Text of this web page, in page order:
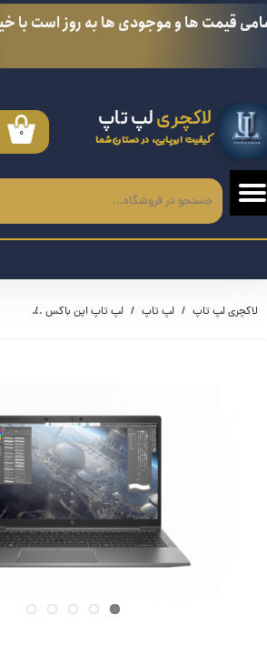
لاکچریلپ تاپ
کیفیت اروپایی، در دستان شما ۰
حساب کاربری من
سفارشات
خروج از حساب کاربری
قیمت ها و موجودی ها به روز است با
لاکچری لپ تاپ لپ تاپ لپ تاپ اپن باکس